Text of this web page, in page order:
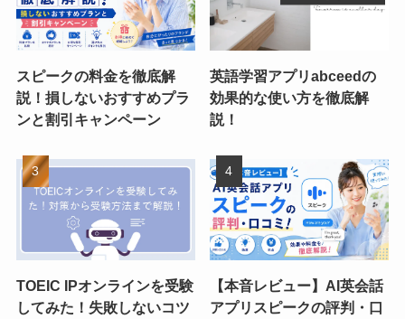
スピークの料金を徹底解
説！損しないおすすめプラ
ンと割引キャンペーン
英語学習アプリabceedの
効果的な使い方を徹底解
説！
TOEIC IPオンラインを受験
してみた！失敗しないコツ
【本音レビュー】AI英会話
アプリスピークの評判・口